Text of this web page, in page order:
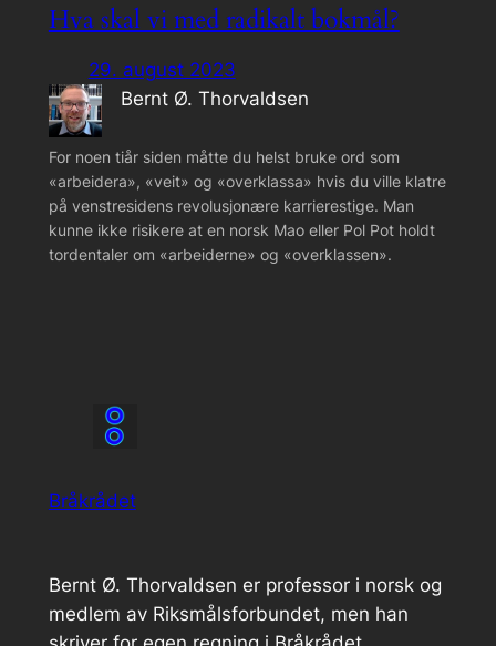
Hva skal vi med radikalt bokmål?
29. august 2023
Bernt Ø. Thorvaldsen
For noen tiår siden måtte du helst bruke ord som
«arbeidera», «veit» og «overklassa» hvis du ville klatre
på venstresidens revolusjonære karrierestige. Man
kunne ikke risikere at en norsk Mao eller Pol Pot holdt
tordentaler om «arbeiderne» og «overklassen».
Bråkrådet
Bernt Ø. Thorvaldsen er professor i norsk og
medlem av Riksmålsforbundet, men han